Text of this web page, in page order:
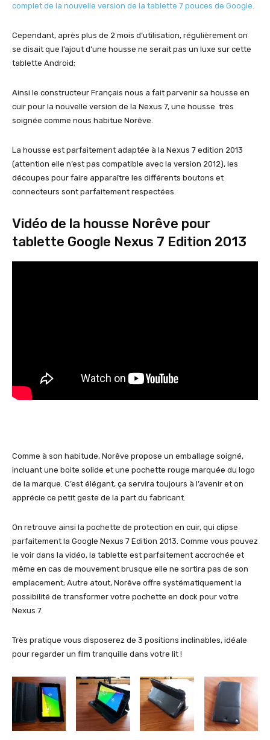
complet de la nouvelle version de la tablette 7 pouces de Google.
Cependant, après plus de 2 mois d’utilisation, régulièrement on
se disait que l’ajout d’une housse ne serait pas un luxe sur cette
tablette Android;
Ainsi le constructeur Français nous a fait parvenir sa housse en
cuir pour la nouvelle version de la Nexus 7, une housse très
soignée comme nous habitue Norêve.
La housse est parfaitement adaptée à la Nexus 7 edition 2013
(attention elle n’est pas compatible avec la version 2012), les
découpes pour faire apparaître les différents boutons et
connecteurs sont parfaitement respectées.
Vidéo de la housse Norêve pour
tablette Google Nexus 7 Edition 2013
Comme à son habitude, Norêve propose un emballage soigné,
incluant une boite solide et une pochette rouge marquée du logo
de la marque. C’est élégant, ça servira toujours à l’avenir et on
apprécie ce petit geste de la part du fabricant.
On retrouve ainsi la pochette de protection en cuir, qui clipse
parfaitement la Google Nexus 7 Edition 2013. Comme vous pouvez
le voir dans la vidéo, la tablette est parfaitement accrochée et
même en cas de mouvement brusque elle ne sortira pas de son
emplacement; Autre atout, Norêve offre systématiquement la
possibilité de transformer votre pochette en dock pour votre
Nexus 7.
Très pratique vous disposerez de 3 positions inclinables, idéale
pour regarder un film tranquille dans votre lit !